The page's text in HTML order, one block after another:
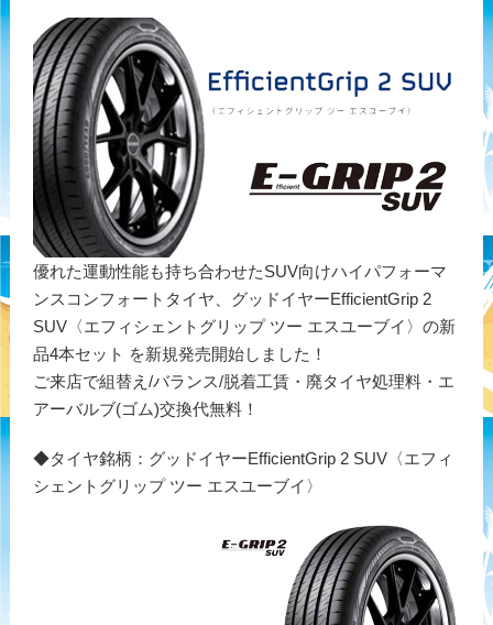
優れた運動性能も持ち合わせたSUV向けハイパフォーマ
ンスコンフォートタイヤ、グッドイヤーEfficientGrip 2
SUV〈エフィシェントグリップ ツー エスユーブイ〉の新
品4本セット を新規発売開始しました！
ご来店で組替え/バランス/脱着工賃・廃タイヤ処理料・エ
アーバルブ(ゴム)交換代無料！
◆タイヤ銘柄：グッドイヤーEfficientGrip 2 SUV〈エフィ
シェントグリップ ツー エスユーブイ〉